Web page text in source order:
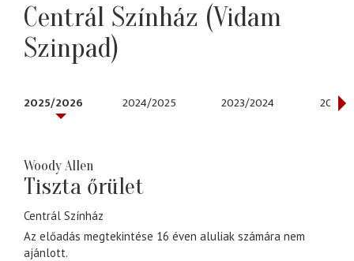
Centrál Színház (Vidam
Szinpad)
2025/2026 2024/2025 2023/2024 2022/
Woody Allen
Tiszta őrület
Centrál Színház
Az előadás megtekintése 16 éven aluliak számára nem
ajánlott.